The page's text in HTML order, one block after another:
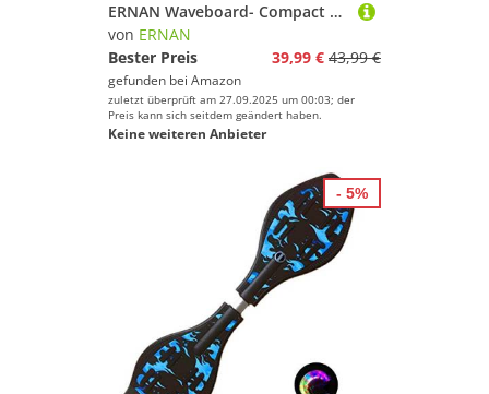
ERNAN Waveboard- Compact Lightweight Caster Board Kids/Teens. Waveboard Kinder Street Surfen Caster Torsion Skateboard Double Decks Casterboards Mit LED Leuchtrollen (Nebulae PINK)
von ERNAN
Bester Preis
39,99 € 43,99 €
gefunden bei Amazon
zuletzt überprüft am 27.09.2025 um 00:03; der
Preis kann sich seitdem geändert haben.
Keine weiteren Anbieter
- 5%